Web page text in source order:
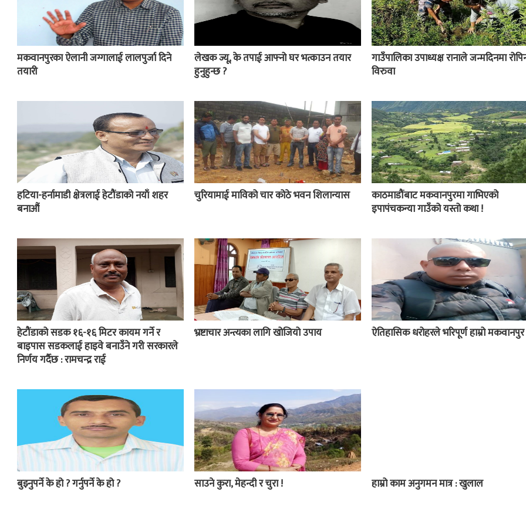
मकवानपुरका ऐलानी जग्गालाई लालपुर्जा दिने
तयारी
लेखक ज्यू, के तपाई आफ्नो घर भत्काउन तयार
हुनुहुन्छ ?
गाउँपालिका उपाध्यक्ष रानाले जन्मदिनमा
विरुवा
हटिया-हर्नामाडी क्षेत्रलाई हेटौंडाको नयाँ शहर
बनाऔं
चुरियामाई माविको चार कोठे भवन शिलान्यास
काठमाडौंबाट मकवानपुरमा गाभिएको
इपापंचकन्या गाउँको यस्तो कथा !
हेटौंडाको सडक १६-१६ मिटर कायम गर्ने र
बाइपास सडकलाई हाइवे बनाउँने गरी सरकारले
निर्णय गर्दैछ : रामचन्द्र राई
भ्रष्टाचार अन्त्यका लागि खोजियो उपाय ऐतिहासिक धरोहरले भरिपूर्ण हाम्रो मकवानपुर
बुझ्नुपर्ने के हो ? गर्नुपर्ने के हो ? साउने कुरा, मेहन्दी र चुरा ! हाम्रो काम अनुगमन मात्र : खुलाल